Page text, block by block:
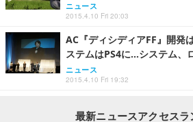
ニュース
2015.4.10 Fri 20:03
AC『ディシディアFF』開発
ステムはPS4に…システム、
ニュース
2015.4.10 Fri 19:32
最新ニュースアクセスラ